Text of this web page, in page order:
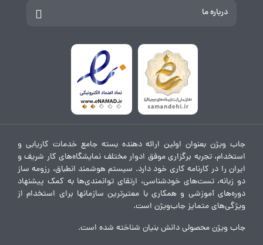
درباره ما
جاب ویژن بعنوان اولین ارائه دهنده بسته جامع خدمات کاریابی و
استخدام، تجربه برگزاری موفق ادوار مختلف نمایشگاه‌های کار شریف و
ایران را در کارنامه کاری خود دارد. سیستم هوشمند انطباق، رزومه ساز
دو زبانه، تست‌های خودشناسی، ارتقای توانمندی‌ها به کمک پیشنهاد
دوره‌های آموزشی و همکاری با معتبرترین سازمانها برای استخدام از
ویژگی‌های متمایز جاب‌ویژن است.
جاب ویژن محصولی دانش بنیان شناخته شده است.